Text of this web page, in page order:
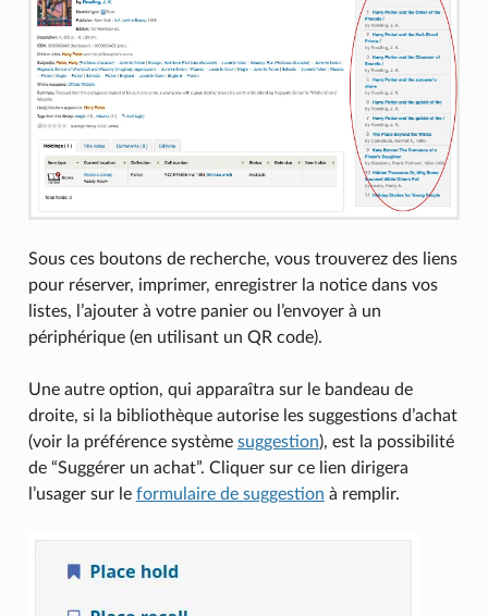
Sous ces boutons de recherche, vous trouverez des liens
pour réserver, imprimer, enregistrer la notice dans vos
listes, l’ajouter à votre panier ou l’envoyer à un
périphérique (en utilisant un QR code).
Une autre option, qui apparaîtra sur le bandeau de
droite, si la bibliothèque autorise les suggestions d’achat
(voir la préférence système suggestion), est la possibilité
de “Suggérer un achat”. Cliquer sur ce lien dirigera
l’usager sur le formulaire de suggestion à remplir.